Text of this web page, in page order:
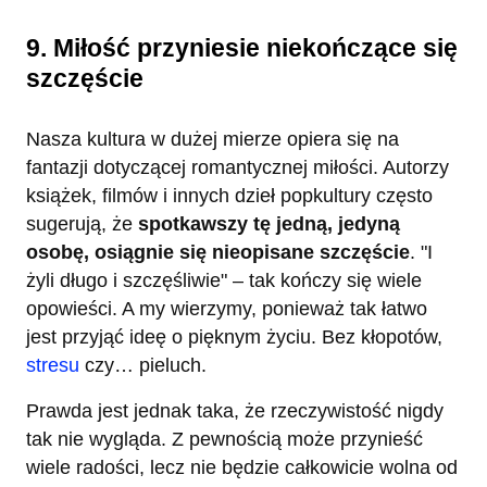
9. Miłość przyniesie niekończące się
szczęście
Nasza kultura w dużej mierze opiera się na
fantazji dotyczącej romantycznej miłości. Autorzy
książek, filmów i innych dzieł popkultury często
sugerują, że spotkawszy tę jedną, jedyną
osobę, osiągnie się nieopisane szczęście. "I
żyli długo i szczęśliwie" – tak kończy się wiele
opowieści. A my wierzymy, ponieważ tak łatwo
jest przyjąć ideę o pięknym życiu. Bez kłopotów,
stresu czy… pieluch.
Prawda jest jednak taka, że rzeczywistość nigdy
tak nie wygląda. Z pewnością może przynieść
wiele radości, lecz nie będzie całkowicie wolna od